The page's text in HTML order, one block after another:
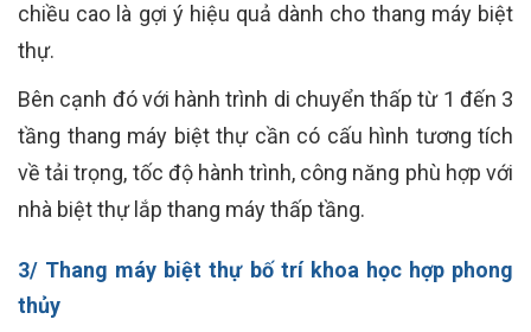
chiều cao là gợi ý hiệu quả dành cho thang máy biệt
thự.
Bên cạnh đó với hành trình di chuyển thấp từ 1 đến 3
tầng thang máy biệt thự cần có cấu hình tương tích
về tải trọng, tốc độ hành trình, công năng phù hợp với
nhà biệt thự lắp thang máy thấp tầng.
3/ Thang máy biệt thự bố trí khoa học hợp phong
thủy